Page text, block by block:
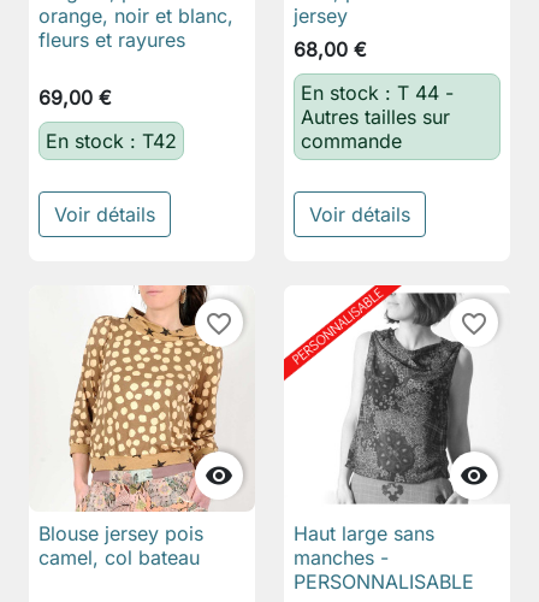
orange, noir et blanc,
fleurs et rayures
69,00 €
En stock : T42
Voir détails
jersey
68,00 €
En stock : T 44 -
Autres tailles sur
commande
Voir détails

favorite_border
Blouse jersey pois
camel, col bateau

favorite_border
Haut large sans
manches -
PERSONNALISABLE